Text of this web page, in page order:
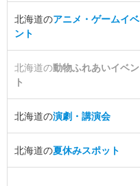
北海道のアニメ・ゲームイベ
ント
北海道の動物ふれあいイベン
ト
北海道の演劇・講演会
北海道の夏休みスポット